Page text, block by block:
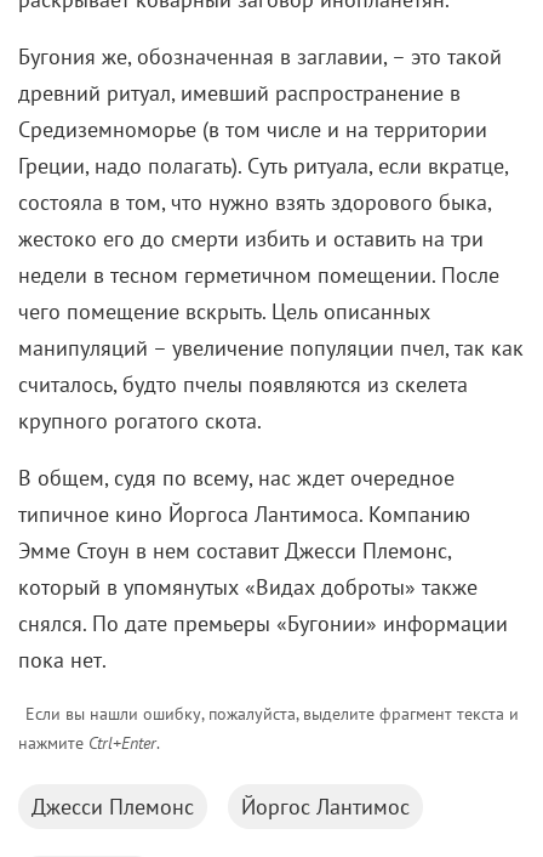
Бугония же, обозначенная в заглавии, – это такой
древний ритуал, имевший распространение в
Средиземноморье (в том числе и на территории
Греции, надо полагать). Суть ритуала, если вкратце,
состояла в том, что нужно взять здорового быка,
жестоко его до смерти избить и оставить на три
недели в тесном герметичном помещении. После
чего помещение вскрыть. Цель описанных
манипуляций – увеличение популяции пчел, так как
считалось, будто пчелы появляются из скелета
крупного рогатого скота.
В общем, судя по всему, нас ждет очередное
типичное кино Йоргоса Лантимоса. Компанию
Эмме Стоун в нем составит Джесси Племонс,
который в упомянутых «Видах доброты» также
снялся. По дате премьеры «Бугонии» информации
пока нет.
Если вы нашли ошибку, пожалуйста, выделите фрагмент текста и
нажмите Ctrl+Enter.
Джесси Племонс Йоргос Лантимос